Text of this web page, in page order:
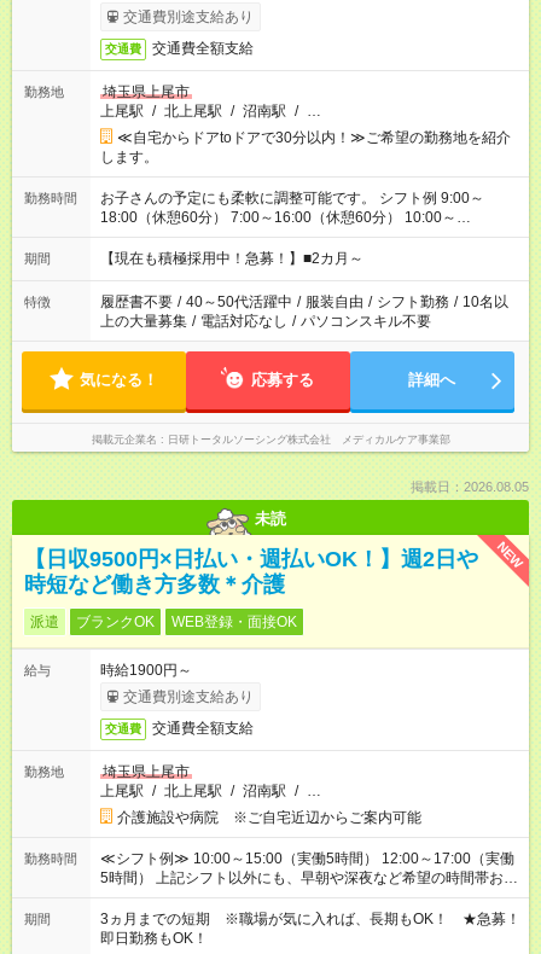
交通費別途支給あり
交通費 交通費全額支給
勤務地
埼玉県上尾市
上尾駅 / 北上尾駅 / 沼南駅 / …
≪自宅からドアtoドアで30分以内！≫ご希望の勤務地を紹介
します。
勤務時間
お子さんの予定にも柔軟に調整可能です。 シフト例 9:00～
18:00（休憩60分） 7:00～16:00（休憩60分） 10:00～
19:00（休憩60分） ※Wワーク希望の方へ 今ご覧のお仕事で希
望する勤務時間と、もう1つのお仕事の勤務時間の合計が 週40
期間 【現在も積極採用中！急募！】■2カ月～
特徴 履歴書不要 / 40～50代活躍中 / 服装自由 / シフト勤務 / 10名以
上の大量募集 / 電話対応なし / パソコンスキル不要
気になる！ 応募する 詳細へ
掲載元企業名 日研トータルソーシング株式会社 メディカルケア事業部
掲載日：2026.08.05
未読
NEW
【日収9500円×日払い・週払いOK！】週2日や
時短など働き方多数＊介護
派遣 ブランクOK WEB登録・面接OK
給与
時給1900円～
交通費別途支給あり
交通費 交通費全額支給
勤務地
埼玉県上尾市
上尾駅 / 北上尾駅 / 沼南駅 / …
介護施設や病院 ※ご自宅近辺からご案内可能
勤務時間
≪シフト例≫ 10:00～15:00（実働5時間） 12:00～17:00（実働
5時間） 上記シフト以外にも、早朝や深夜など希望の時間帯お聞
かせください！ 事前に担当からヒアリングもしますので、ご安
心ください！
期間
3ヵ月までの短期 ※職場が気に入れば、長期もOK！ ★急募！
即日勤務もOK！